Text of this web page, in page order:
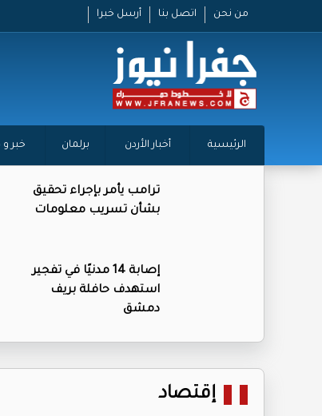
من نحن اتصل بنا أرسل خبرا
الرئيسية أخبار الأردن برلمان خبر
ترامب يأمر بإجراء تحقيق
بشأن تسريب معلومات
إصابة 14 مدنيًا في تفجير
استهدف حافلة بريف
دمشق
إقتصاد